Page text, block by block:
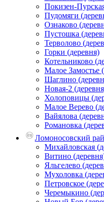
Покизен-
Пудомяги
Ознаково
Пустошка
Терволово
Горки (деревня)
Котельниково
Малое Замостье
Шаглино
Новая-2
Холоповицы
Малое Верево
Вайялова
Романовка
Ломоносовский
Михайловская
Витино
Яльгелево
Мухоловка
Петровское
Черемыкино